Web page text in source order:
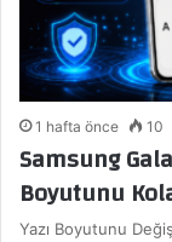
1 hafta önce 10
Samsung
Boyutunu
Yazı Boyutunu